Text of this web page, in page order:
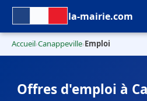
la-mairie.com
Accueil›Canappeville›Emploi
Offres d'emploi à